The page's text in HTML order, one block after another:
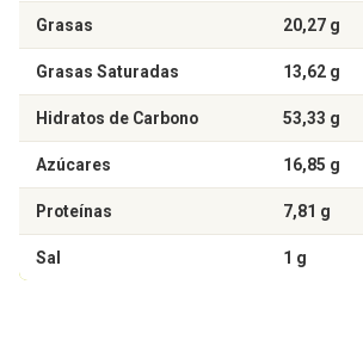
Grasas 20,27 g
Grasas Saturadas 13,62 g
Hidratos de Carbono 53,33 g
Azúcares 16,85 g
Proteínas 7,81 g
Sal 1 g